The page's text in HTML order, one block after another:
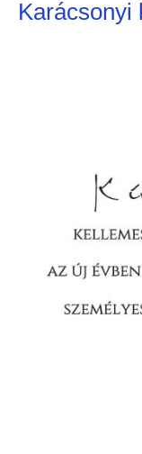
Karácsonyi